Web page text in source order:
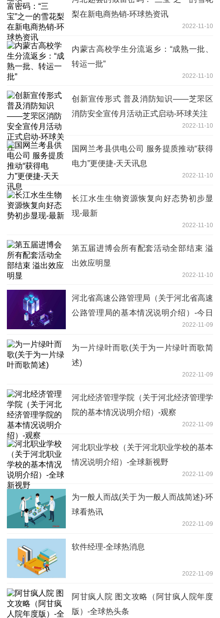
梨在新电商热销-环球热资讯
2022-11-10
内蒙古高校学生分流返乡：“成熟一批、
转运一批”
2022-11-10
创新宣传形式 普及消防知识——芝罘区
消防安全宣传月活动正式启动-环球关注
2022-11-10
国网兰考县供电公司 服务提质推动“获得
电力”更便捷-天天讯息
2022-11-10
长江水生生物资源恢复向好态势初步显
现-最新
2022-11-10
第五届进博会所有配套活动全部结束 溢
出效应明显
2022-11-10
河北省高速公路管理局（关于河北省高速
公路管理局的基本情况说明介绍）-今日
2022-11-09
为一片绿叶而歌(关于为一片绿叶而歌简
述)
2022-11-09
河北经济管理学院（关于河北经济管理学
院的基本情况说明介绍）-观察
2022-11-09
河北职业学校（关于河北职业学校的基本
情况说明介绍）-全球新视野
2022-11-09
为一般人而战(关于为一般人而战简述)-环
球看热讯
2022-11-09
软件经理-全球热消息
2022-11-09
阿甘疯人院 图文攻略（阿甘疯人院年度
版）-全球热头条